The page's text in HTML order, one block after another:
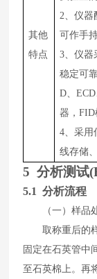
其他
特点
2、仪器
可作手
3、仪器
稳定可
D、
器，FID
4、采用
线存储
5分析测试(
5.1 分析流程
（一）样品
取称重后的
固定在石英管中
至石英棉上。再